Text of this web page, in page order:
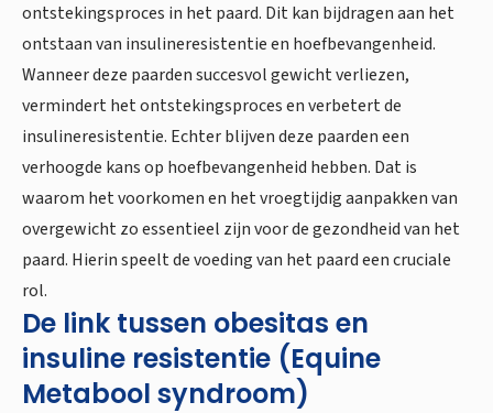
ontstekingsproces in het paard. Dit kan bijdragen aan het
ontstaan van insulineresistentie en hoefbevangenheid.
Wanneer deze paarden succesvol gewicht verliezen,
vermindert het ontstekingsproces en verbetert de
insulineresistentie. Echter blijven deze paarden een
verhoogde kans op hoefbevangenheid hebben. Dat is
waarom het voorkomen en het vroegtijdig aanpakken van
overgewicht zo essentieel zijn voor de gezondheid van het
paard. Hierin speelt de voeding van het paard een cruciale
rol.
De link tussen obesitas en
insuline resistentie (Equine
Metabool syndroom)